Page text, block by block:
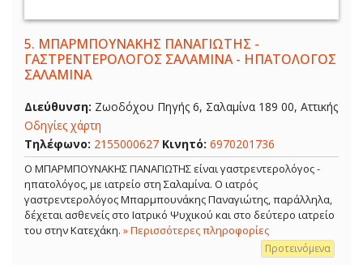
5. ΜΠΑΡΜΠΟΥΝΑΚΗΣ ΠΑΝΑΓΙΩΤΗΣ -
ΓΑΣΤΡΕΝΤΕΡΟΛΟΓΟΣ ΣΑΛΑΜΙΝΑ - ΗΠΑΤΟΛΟΓΟΣ
ΣΑΛΑΜΙΝΑ
Διεύθυνση: Ζωοδόχου Πηγής 6, Σαλαμίνα 189 00, Αττικής
Οδηγίες χάρτη
Τηλέφωνο: 2155000627 Κινητό: 6970201736
Ο ΜΠΑΡΜΠΟΥΝΑΚΗΣ ΠΑΝΑΓΙΩΤΗΣ είναι γαστρεντερολόγος -
ηπατολόγος, με ιατρείο στη Σαλαμίνα. Ο ιατρός
γαστρεντερολόγος Μπαρμπουνάκης Παναγιώτης, παράλληλα,
δέχεται ασθενείς στο Ιατρικό Ψυχικού και στο δεύτερο ιατρείο
του στην Κατεχάκη. » Περισσότερες πληροφορίες
Προτεινόμενα